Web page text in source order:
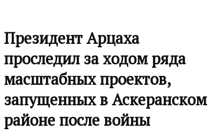
Президент Арцаха
проследил за ходом ряда
масштабных проектов,
запущенных в Аскеранском
районе после войны